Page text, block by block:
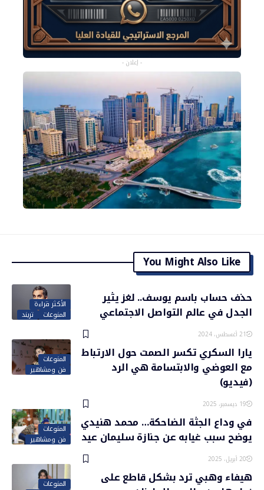
- إعلان -
You Might Also Like
الأكثر قراءة
المنوعات
تريند
حذف حساب باسم يوسف.. لغز يثير
الجدل في عالم التواصل الاجتماعي
21 أغسطس، 2024
المنوعات
فن ومشاهير
يارا السكري تكسر الصمت حول الارتباط
مع العوضي والابتسامة هي الرد
(فيديو)
19 ديسمبر، 2025
المنوعات
فن ومشاهير
في وداع الجثة الضاحكة… محمد هنيدي
يوضح سبب غيابه عن جنازة سليمان عيد
20 أبريل، 2025
المنوعات
هيفاء وهبي ترد بشكل قاطع على